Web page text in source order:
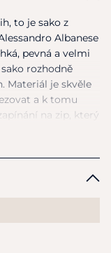
to je sako z
Albanese
pevná a velmi
rozhodně
Materiál je skvěle
a k tomu
na zip, který
Materiál: 78%
černá,